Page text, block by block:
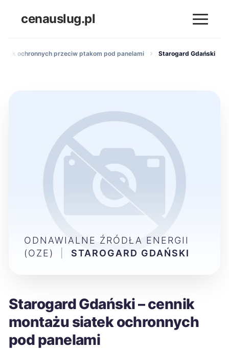
cenauslug.pl
ochronnych przeciw ptakom pod panelami Starogard Gdański
Starogard Gdański – cennik
montażu siatek ochronnych
pod panelami
ODNAWIALNE ŹRÓDŁA ENERGII
(OZE)
STAROGARD GDAŃSKI